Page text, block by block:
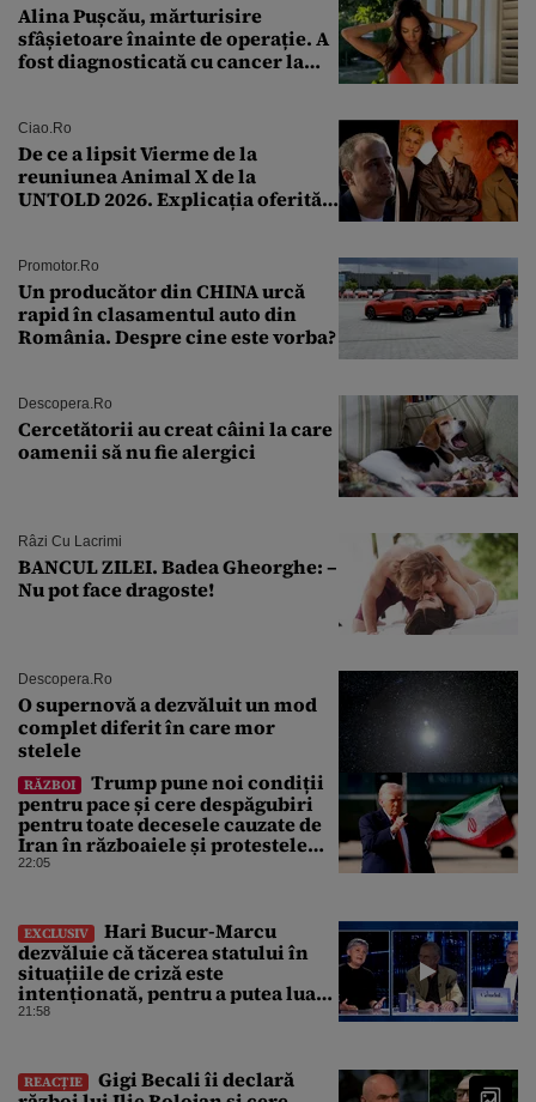
Alina Pușcău, mărturisire
sfâșietoare înainte de operație. A
fost diagnosticată cu cancer la
îmi salvez viața”
Ciao.ro
De ce a lipsit Vierme de la
reuniunea Animal X de la
UNTOLD 2026. Explicația oferită
Promotor.ro
Un producător din CHINA urcă
rapid în clasamentul auto din
România. Despre cine este vorba?
Descopera.ro
Cercetătorii au creat câini la care
oamenii să nu fie alergici
Râzi Cu Lacrimi
BANCUL ZILEI. Badea Gheorghe: –
Nu pot face dragoste!
Descopera.ro
O supernovă a dezvăluit un mod
complet diferit în care mor
stelele
RĂZBOI
Trump pune noi condiții
pentru pace și cere despăgubiri
pentru toate decesele cauzate de
Iran în războaiele și protestele
din ultimii 50 de ani
22:05
EXCLUSIV
Hari Bucur-Marcu
dezvăluie că tăcerea statului în
situațiile de criză este
intenționată, pentru a putea lua
decizii fără să ne spună
21:58
REACȚIE
Gigi Becali îi declară